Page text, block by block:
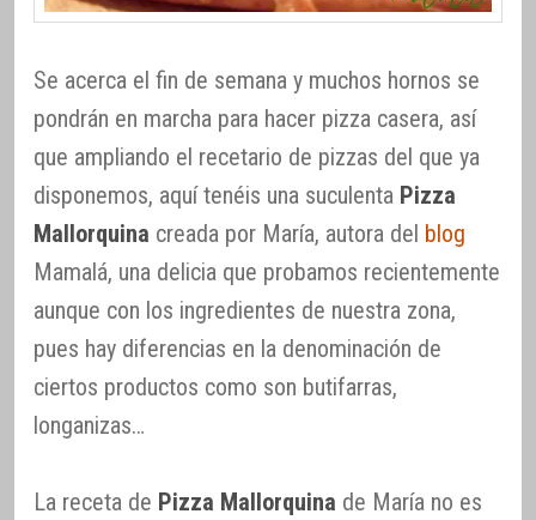
Se acerca el fin de semana y muchos hornos se
pondrán en marcha para hacer pizza casera, así
que ampliando el recetario de pizzas del que ya
disponemos, aquí tenéis una suculenta Pizza
Mallorquina creada por María, autora del blog
Mamalá, una delicia que probamos recientemente
aunque con los ingredientes de nuestra zona,
pues hay diferencias en la denominación de
ciertos productos como son butifarras,
longanizas…
La receta de Pizza Mallorquina de María no es